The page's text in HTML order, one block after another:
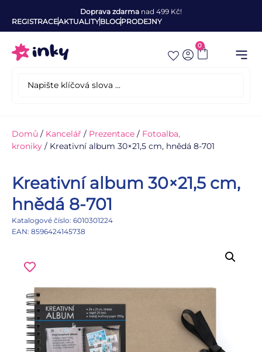
Doprava zdarma nad 499 Kč!
REGISTRACEAKTUALITYBLOGPRODEJNY
0
Domů / Kancelář / Prezentace / Fotoalba,
kroniky / Kreativní album 30×21,5 cm, hnědá 8-701
Kreativní album 30×21,5 cm,
hnědá 8-701
Katalogové číslo: 6010301224
EAN: 8596424145738